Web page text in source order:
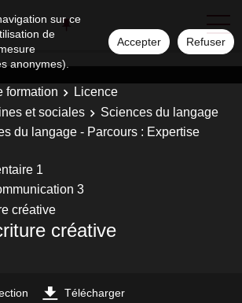
sur ce
de
anonymes).
Accepter Refuser
formation
Licence
et sociales
Sciences du langage
du langage - Parcours : Expertise
1
3
créative
créative
Télécharger